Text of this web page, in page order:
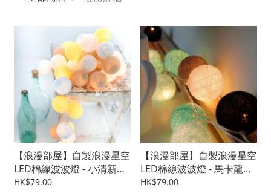
【浪漫部屋】自製浪漫星空
LED棉線波波燈 - 小清新系
列
HK$79.00
【浪漫部屋】自製浪漫星空
LED棉線波波燈 - 馬卡龍系
列
HK$79.00